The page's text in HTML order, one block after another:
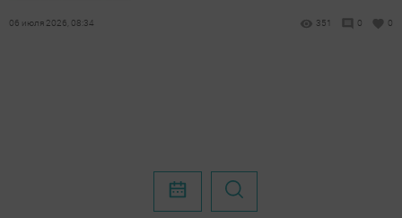
06 июля 2026, 08:34 351 0 0